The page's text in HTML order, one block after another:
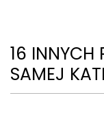
16 INNYCH
SAMEJ